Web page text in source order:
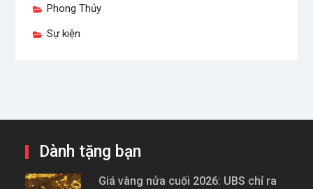
Phong Thủy
Sự kiện
Dành tặng bạn
Giá vàng nửa cuối 2026: UBS chỉ ra